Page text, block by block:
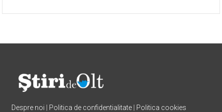
Despre noi Politica de confidentialitate Politica cookies